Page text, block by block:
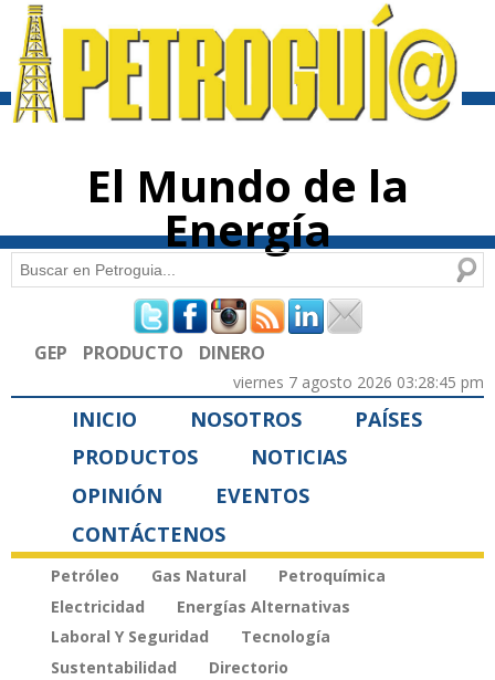
contenido
El Mundo de la
Energía
Formulario de búsqueda
Buscar
GEP PRODUCTO DINERO
viernes 7 agosto 2026 03:28:45 pm
INICIO NOSOTROS
PAÍSES
PRODUCTOS
NOTICIAS
OPINIÓN
EVENTOS
CONTÁCTENOS
Petróleo Gas Natural
Petroquímica
Electricidad
Energías Alternativas
Laboral Y Seguridad
Tecnología
Sustentabilidad
Directorio